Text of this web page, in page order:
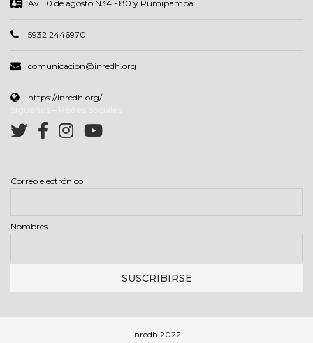
Av. 10 de agosto N34 - 80 y Rumipamba
5932 2446970
comunicacion@inredh.org
https://inredh.org/
Correo electrónico
Nombres
Inredh 2022